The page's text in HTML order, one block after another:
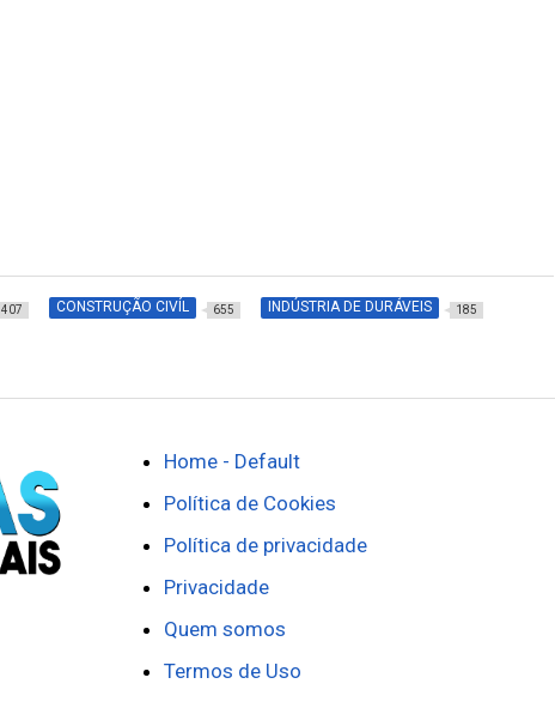
407 CONSTRUÇÃO CIVÍL 655 INDÚSTRIA DE DURÁVEIS 185
Home - Default
Política de Cookies
Política de privacidade
Privacidade
Quem somos
Termos de Uso